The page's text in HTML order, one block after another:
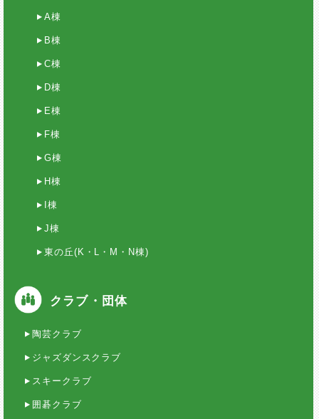
A棟
B棟
C棟
D棟
E棟
F棟
G棟
H棟
I棟
J棟
東の丘(K・L・M・N棟)
クラブ・団体
陶芸クラブ
ジャズダンスクラブ
スキークラブ
囲碁クラブ